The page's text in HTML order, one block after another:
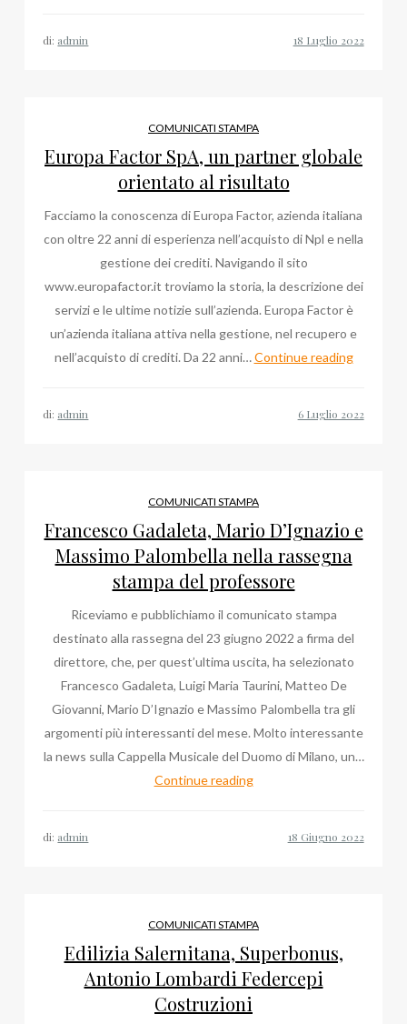
Maria
Pitorri
Roma?
di: admin
COMUNICATI STAMPA
Europa Factor SpA, un partner globale
orientato al risultato
Facciamo la conoscenza di Europa Factor, azienda italiana
con oltre 22 anni di esperienza nell’acquisto di Npl e nella
gestione dei crediti. Navigando il sito
www.europafactor.it troviamo la storia, la descrizione dei
servizi e le ultime notizie sull’azienda. Europa Factor è
un’azienda italiana attiva nella gestione, nel recupero e
nell’acquisto di crediti. Da 22 anni…Continue readingEuropa
risultato
di: admin
COMUNICATI STAMPA
Francesco Gadaleta, Mario D’Ignazio e
Massimo Palombella nella rassegna
stampa del professore
Riceviamo e pubblichiamo il comunicato stampa
destinato alla rassegna del 23 giugno 2022 a firma del
direttore, che, per quest’ultima uscita, ha selezionato
Francesco Gadaleta, Luigi Maria Taurini, Matteo De
Giovanni, Mario D’Ignazio e Massimo Palombella tra gli
argomenti più interessanti del mese. Molto interessante
la news sulla Cappella Musicale del Duomo di Milano, un…
Continue readingFrancesco
Palombella
rassegna
stampa
del
di: admin
COMUNICATI STAMPA
Edilizia Salernitana, Superbonus,
Antonio Lombardi Federcepi
Costruzioni